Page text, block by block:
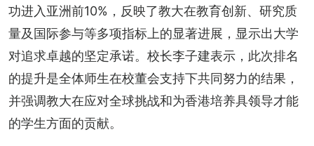
功进入亚洲前10%，反映了教大在教育创新、研究质
量及国际参与等多项指标上的显著进展，显示出大学
对追求卓越的坚定承诺。校长李子建表示，此次排名
的提升是全体师生在校董会支持下共同努力的结果，
并强调教大在应对全球挑战和为香港培养具领导才能
的学生方面的贡献。